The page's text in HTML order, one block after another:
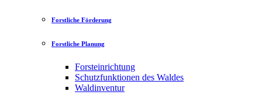
Forstliche Förderung
Forstliche Planung
Forsteinrichtung
Schutzfunktionen des Waldes
Waldinventur